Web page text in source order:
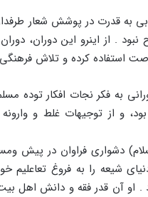
به قدرت در پوشش شعار
. از اینرو این دوران،
استفاده کرده و تلاش فرهنگی
به فکر نجات افکار توده
بود، و از توجیهات غلط و
دشواری فراوان در
شیعه را به فروغ
. او آن قدر فقه و دانش اهل